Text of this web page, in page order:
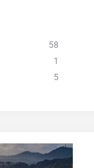
58
1
5